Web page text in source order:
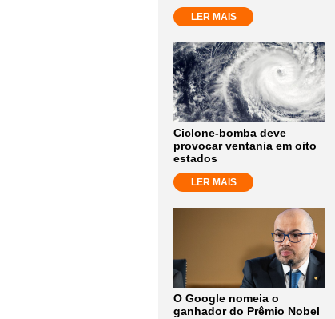
LER MAIS
Ciclone-bomba deve
provocar ventania em oito
estados
LER MAIS
O Google nomeia o
ganhador do Prêmio Nobel